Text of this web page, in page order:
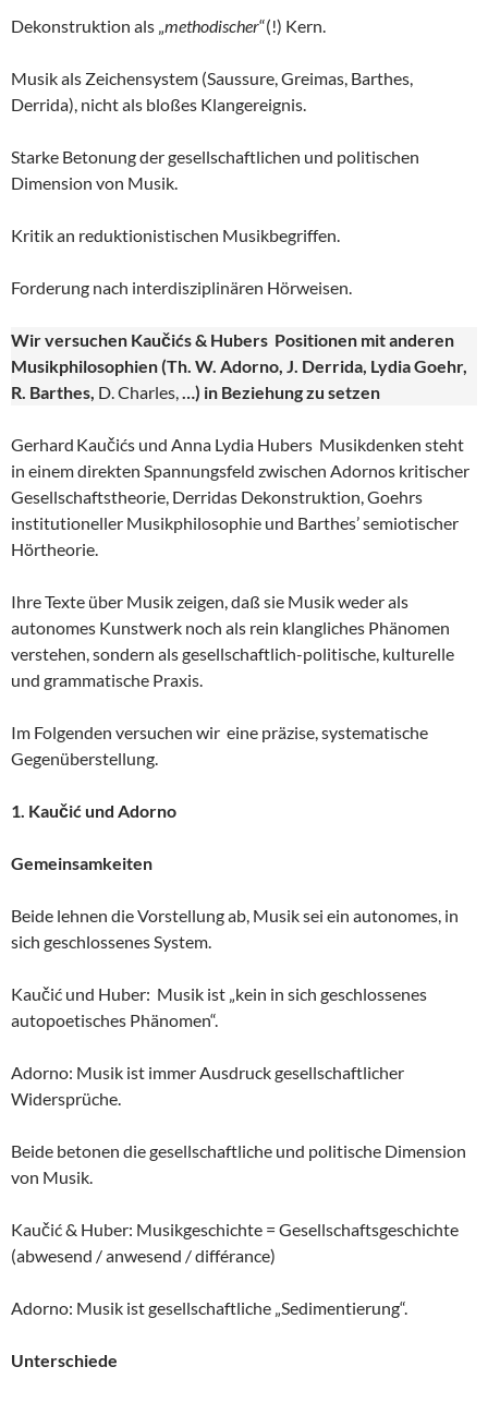
Dekonstruktion als „methodischer“(!) Kern.
Musik als Zeichensystem (Saussure, Greimas, Barthes,
Derrida), nicht als bloßes Klangereignis.
Starke Betonung der gesellschaftlichen und politischen
Dimension von Musik.
Kritik an reduktionistischen Musikbegriffen.
Forderung nach interdisziplinären Hörweisen.
Wir versuchen Kaučićs & Hubers Positionen mit anderen
Musikphilosophien (Th. W. Adorno, J. Derrida, Lydia Goehr,
R. Barthes, D. Charles,…) in Beziehung zu setzen
Gerhard Kaučićs und Anna Lydia Hubers Musikdenken steht
in einem direkten Spannungsfeld zwischen Adornos kritischer
Gesellschaftstheorie, Derridas Dekonstruktion, Goehrs
institutioneller Musikphilosophie und Barthes’ semiotischer
Hörtheorie.
Ihre Texte über Musik zeigen, daß sie Musik weder als
autonomes Kunstwerk noch als rein klangliches Phänomen
verstehen, sondern als gesellschaftlich-politische, kulturelle
und grammatische Praxis.
Im Folgenden versuchen wir eine präzise, systematische
Gegenüberstellung.
1. Kaučić und Adorno
Gemeinsamkeiten
Beide lehnen die Vorstellung ab, Musik sei ein autonomes, in
sich geschlossenes System.
Kaučić und Huber: Musik ist „kein in sich geschlossenes
autopoetisches Phänomen“.
Adorno: Musik ist immer Ausdruck gesellschaftlicher
Widersprüche.
Beide betonen die gesellschaftliche und politische Dimension
von Musik.
Kaučić & Huber: Musikgeschichte = Gesellschaftsgeschichte
(abwesend / anwesend / différance)
Adorno: Musik ist gesellschaftliche „Sedimentierung“.
Unterschiede